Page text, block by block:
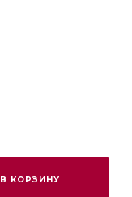
В КОРЗИНУ